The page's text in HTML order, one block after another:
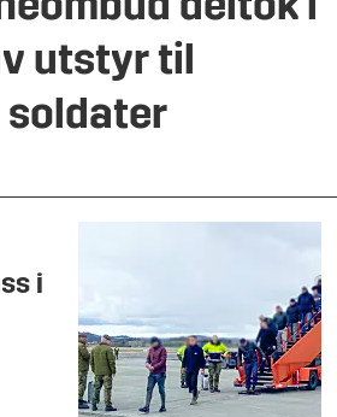
deltok i
utstyr til
soldater
i